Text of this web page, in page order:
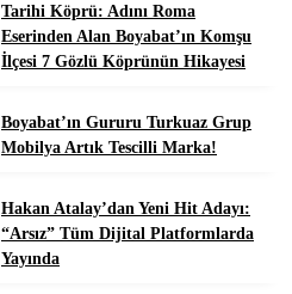
Tarihi Köprü: Adını Roma
Eserinden Alan Boyabat’ın Komşu
İlçesi 7 Gözlü Köprünün Hikayesi
Boyabat’ın Gururu Turkuaz Grup
Mobilya Artık Tescilli Marka!
Hakan Atalay’dan Yeni Hit Adayı:
“Arsız” Tüm Dijital Platformlarda
Yayında